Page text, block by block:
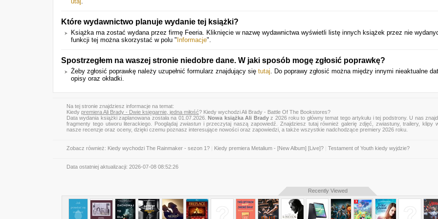
Które wydawnictwo planuje wydanie tej książki?
Książka ma zostać wydana przez firmę Feeria. Kliknięcie w nazwę wydawnictwa wyświetli listę innych książek przez nie
funkcji tej można skorzystać w polu " Informacje".
Spostrzegłem na waszej stronie niedobre dane. W jaki sposób mogę zgłosić poprawkę?
Żeby zgłosić poprawkę należy uzupełnić formularz znajdujący się tutaj. Do poprawy zgłosić można między innymi nieaktualne
opisy oraz okładki.
Na tej stronie znajdziesz informacje na temat:
Kiedy premiera Ali Brady - Dwie księgarnie, jedna miłość? Kiedy wychodzi Ali Brady - Battle Of The Bookstores?
Data wydania książki zaplanowana została na 01.07.2026.Nowa książka Ali Bradyz 2026 roku to główny temat tego artykułu i tej podstrony. U nas
fragmenty tego utworu literackiego. Pooglądaj zwiastuni przeczytaj naszą zapowiedź. Znajdziesz tutaj również galerię zdjęć, zwiastuny, trailery, klipy
nasze recenzje oraz oceny, dzięki czemu poznasz interesujące nowości oraz zapowiedzi, a także wszystkie nadchodzące premiery 2026 roku.
Zobacz również: Kiedy wychodzi The Rainmaker - sezon 1? Kiedy premiera Metalium - [New Album] [Live]? Testament of Youth kiedy wyjdzie?
Data ostatniej aktualizacji: 2026-07-08 08:52:26
Recently Viewed